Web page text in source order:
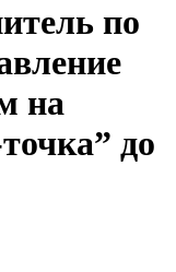
по
на
до